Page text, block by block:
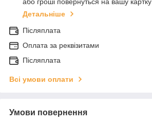
або гроші повернуться на вашу картку
Детальніше
Післяплата
Оплата за реквізитами
Післяплата
Всі умови оплати
Умови повернення